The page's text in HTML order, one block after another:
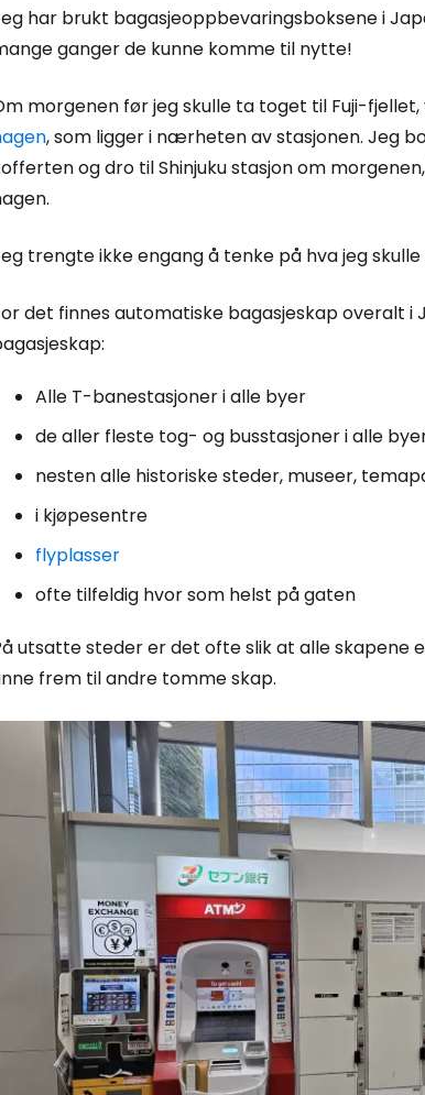
har brukt bagasjeoppbevaringsboksene i
ganger de kunne komme til nytte!
morgenen før jeg skulle ta toget til Fuji-
, som ligger i nærheten av stasjonen. Jeg
og dro til Shinjuku stasjon om
trengte ikke engang å tenke på hva jeg
det finnes automatiske bagasjeskap overalt i
Alle T-banestasjoner i alle byer
de aller fleste tog- og busstasjoner i alle
nesten alle historiske steder, museer,
i kjøpesentre
flyplasser
ofte tilfeldig hvor som helst på gaten
utsatte steder er det ofte slik at alle skapene
frem til andre tomme skap.
Logg inn
... det